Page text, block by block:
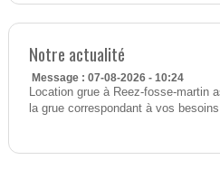
Notre actualité
Message : 07-08-2026 - 10:24
Location grue à Reez-fosse-martin
la grue correspondant à vos